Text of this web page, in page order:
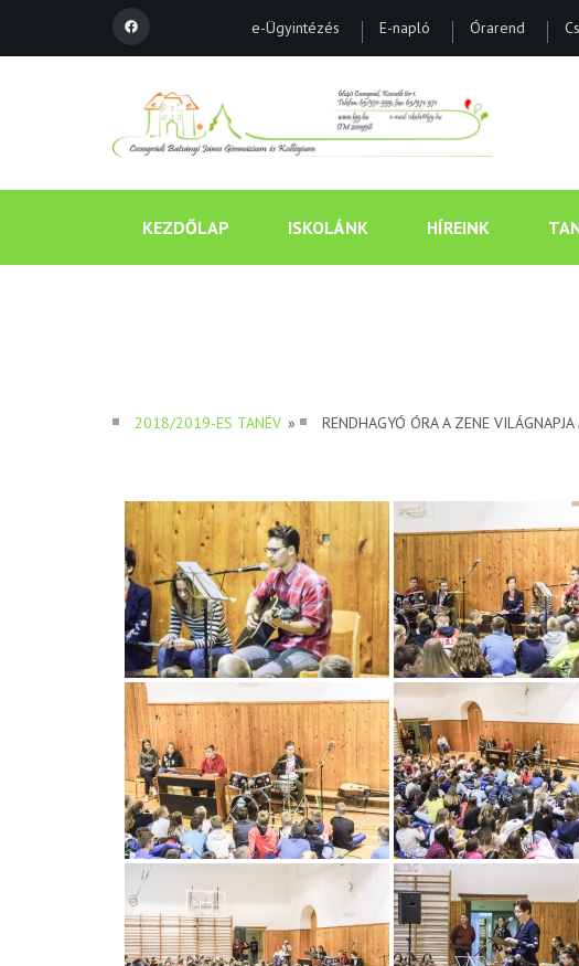
e-Ügyintézés E-napló Órarend
KEZDŐLAP ISKOLÁNK HÍREINK
2018/2019-ES TANÉV » RENDHAGYÓ ÓRA A ZENE